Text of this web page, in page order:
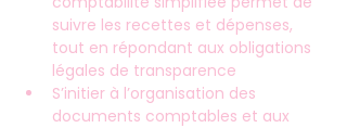
suivre les recettes et dépenses,
tout en répondant aux obligations
légales de transparence
S’initier à l’organisation des
documents comptables et aux